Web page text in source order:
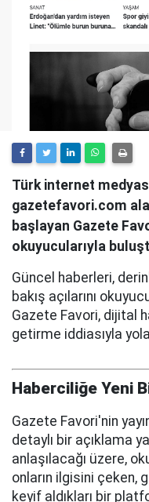
Türk internet
gazetefavori.com
başlayan Gazete
okuyucularıyla
Güncel haberleri,
bakış açılarını
Gazete Favori, dijital
getirme iddiasıyla yola
Haberciliğe Yeni
Gazete Favori'nin
detaylı bir açıklama
anlaşılacağı üzere,
onların ilgisini çeken,
keyif aldıkları bir